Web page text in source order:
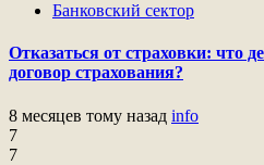
Банковский сектор
Отказаться от страховки: что
договор страхования?
8 месяцев тому назад info
7
7